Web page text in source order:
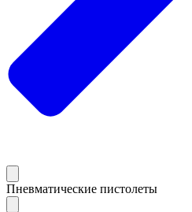
Пневматические пистолеты